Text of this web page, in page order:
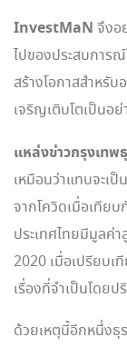
InvestMaN จึงอ
ไปของประสบการ
สร้างโอกาสสำหรับ
เจริญเติบโตเป็นอย่
แหล่งข่าวกรุงเทพ
เหมือนว่าแทบจะเ
จากโควิดเมื่อเทีย
ประเทศไทยมีมูลค่
2020 เมื่อเปรียบ
เรื่องที่จำเป็นโดย
ด้วยเหตุนี้อีกหนึ่งธุ